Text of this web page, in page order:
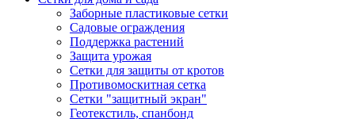
Заборные пластиковые сетки
Садовые ограждения
Поддержка растений
Защита урожая
Сетки для защиты от кротов
Противомоскитная сетка
Сетки "защитный экран"
Геотекстиль, спанбонд